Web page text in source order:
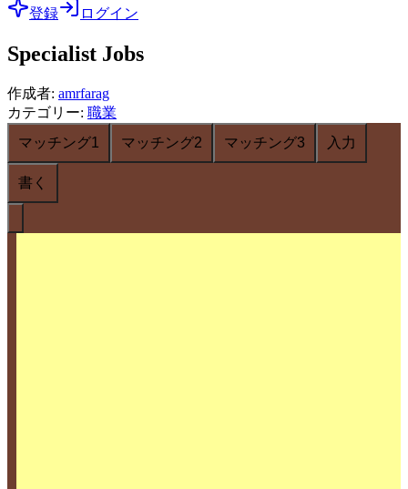
登録 ログイン
Specialist Jobs
作成者: amrfarag
カテゴリー: 職業
マッチング1
マッチング2 マッチング3 入力
書く